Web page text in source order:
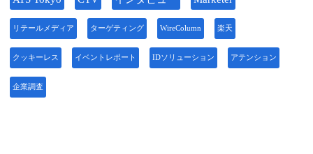
リテールメディア ターゲティング WireColumn 楽天
クッキーレス イベントレポート IDソリューション アテンション
企業調査